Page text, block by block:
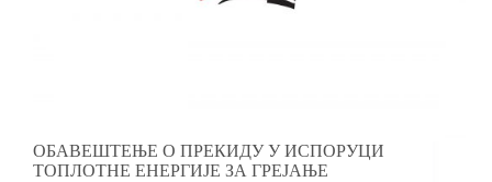
ОБАВЕШТЕЊЕ О ПРЕКИДУ У ИСПОРУЦИ
ТОПЛОТНЕ ЕНЕРГИЈЕ ЗА ГРЕЈАЊЕ